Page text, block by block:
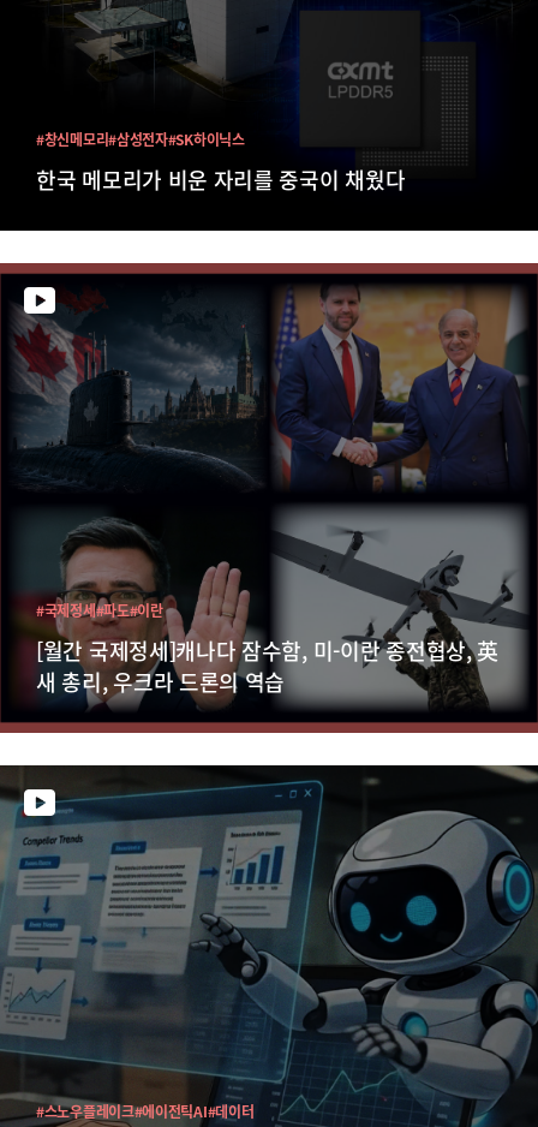
한국 메모리가 비운 자리를 중국이 채웠다
#창신메모리#삼성전자#SK하이닉스
[월간 국제정세]캐나다 잠수함, 미-이란 종전협상, 英
새 총리, 우크라 드론의 역습
#국제정세#파도#이란
#스노우플레이크#에이전틱AI#데이터